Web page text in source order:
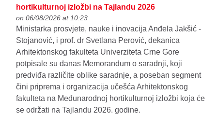
hortikulturnoj izložbi na Tajlandu 2026
on 06/08/2026 at 10:23
Ministarka prosvjete, nauke i inovacija Anđela Jakšić -
Stojanović, i prof. dr Svetlana Perović, dekanica
Arhitektonskog fakulteta Univerziteta Crne Gore
potpisale su danas Memorandum o saradnji, koji
predviđa različite oblike saradnje, a poseban segment
čini priprema i organizacija učešća Arhitektonskog
fakulteta na Međunarodnoj hortikulturnoj izložbi koja će
se održati na Tajlandu 2026. godine.